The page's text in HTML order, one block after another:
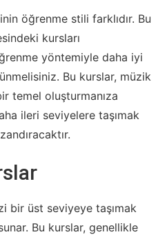
öğrenme stili farklıdır. Bu
kursları
yöntemiyle daha iyi
Bu kurslar, müzik
temel oluşturmanıza
ileri seviyelere taşımak
bir üst seviyeye taşımak
Bu kurslar, genellikle